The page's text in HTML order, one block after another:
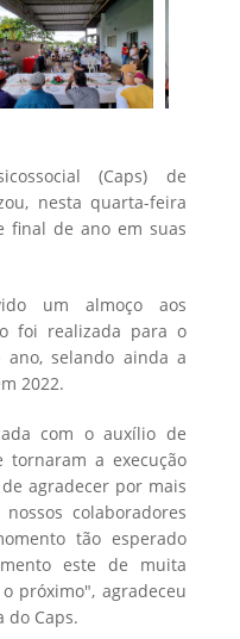
(Caps) de
nesta quarta-feira
final de ano em suas
um almoço aos
foi realizada para o
ano, selando ainda a
2022.
com o auxílio de
tornaram a execução
agradecer por mais
colaboradores
tão esperado
este de muita
próximo", agradeceu
do Caps.